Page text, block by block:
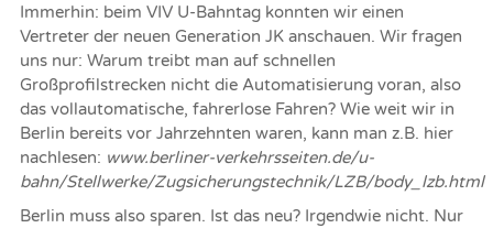
Immerhin: beim VIV U-Bahntag konnten wir einen
Vertreter der neuen Generation JK anschauen. Wir fragen
uns nur: Warum treibt man auf schnellen
Großprofilstrecken nicht die Automatisierung voran, also
das vollautomatische, fahrerlose Fahren? Wie weit wir in
Berlin bereits vor Jahrzehnten waren, kann man z.B. hier
nachlesen: www.berliner-verkehrsseiten.de/u-
bahn/Stellwerke/Zugsicherungstechnik/LZB/body_lzb.html
Berlin muss also sparen. Ist das neu? Irgendwie nicht. Nur